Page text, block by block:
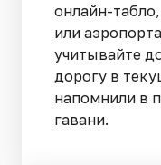
онлайн-
или
учитывайте
дорогу в
напомнили в
гавани.